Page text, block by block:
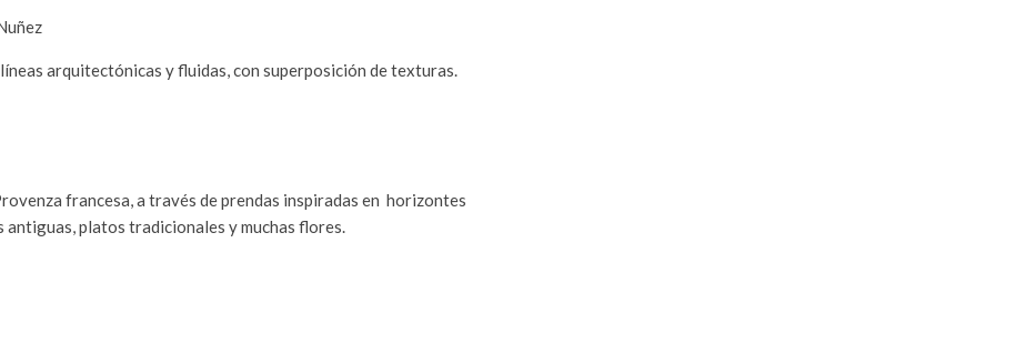
arquitectónicas y fluidas, con superposición de texturas.
francesa, a través de prendas inspiradas en horizontes
antiguas, platos tradicionales y muchas flores.